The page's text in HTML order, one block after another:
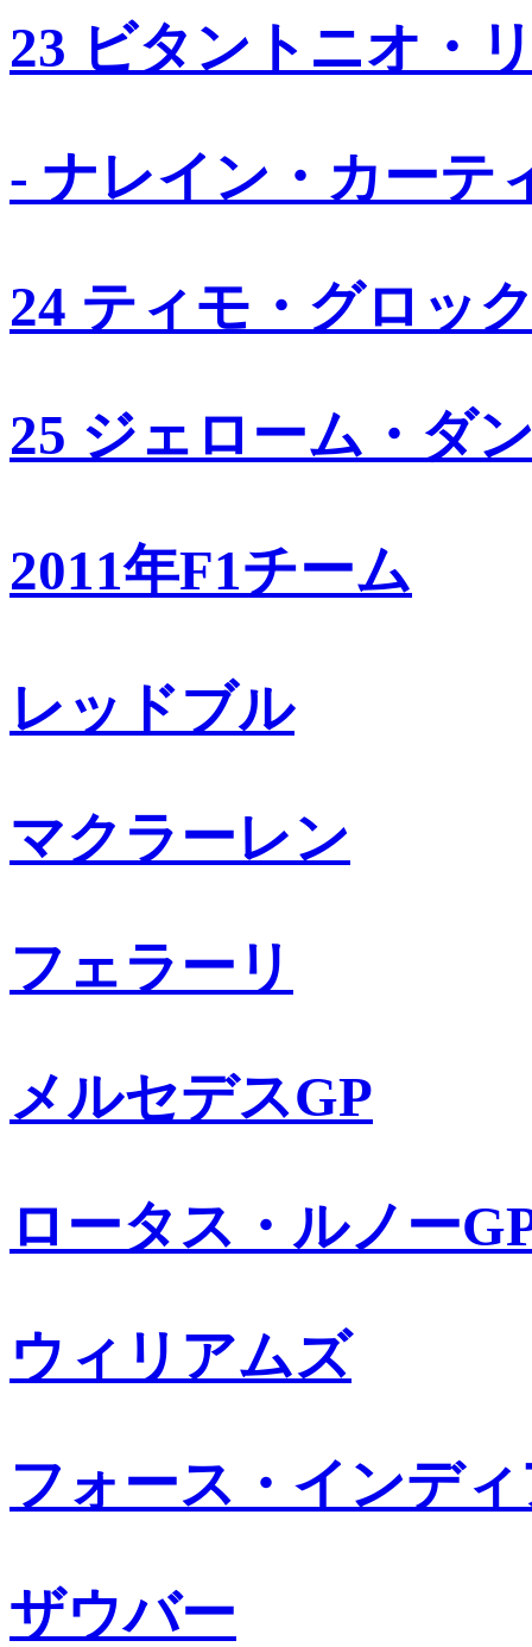
23 ビタントニオ・
- ナレイン・カーテ
24 ティモ・グロッ
25 ジェローム・ダ
2011年F1チーム
レッドブル
マクラーレン
フェラーリ
メルセデスGP
ロータス・ルノー
ウィリアムズ
フォース・インデ
ザウバー